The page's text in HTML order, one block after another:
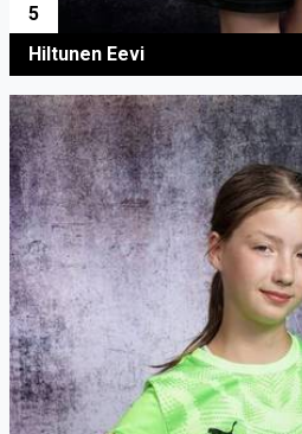
5
Hiltunen Eevi